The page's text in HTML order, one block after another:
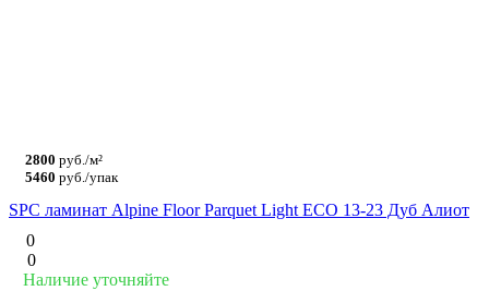
2800 руб./м²
5460 руб./упак
SPC ламинат Alpine Floor Parquet Light ЕСО 13-23 Дуб Алиот
0
0
Наличие уточняйте